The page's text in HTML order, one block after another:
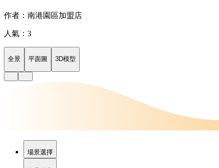
作者：南港園區加盟店
人氣：3
全景 平面圖 3D模型
場景選擇